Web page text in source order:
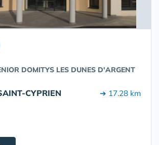
DOMITYS LES DUNES D'ARGENT
CYPRIEN ➔ 17.28 km